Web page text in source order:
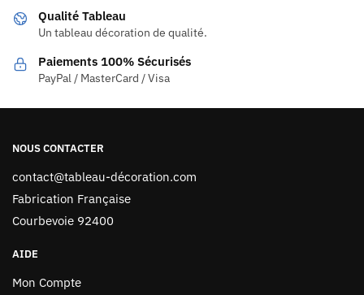
Qualité Tableau
Un tableau décoration de qualité.
Paiements 100% Sécurisés
PayPal / MasterCard / Visa
NOUS CONTACTER
contact@tableau-décoration.com
Fabrication Française
Courbevoie 92400
AIDE
Mon Compte